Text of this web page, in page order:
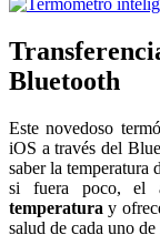
Bluetooth
Este novedoso
iOS a través del
saber la temperatura
si fuera poco, el
temperatura y
salud de cada uno